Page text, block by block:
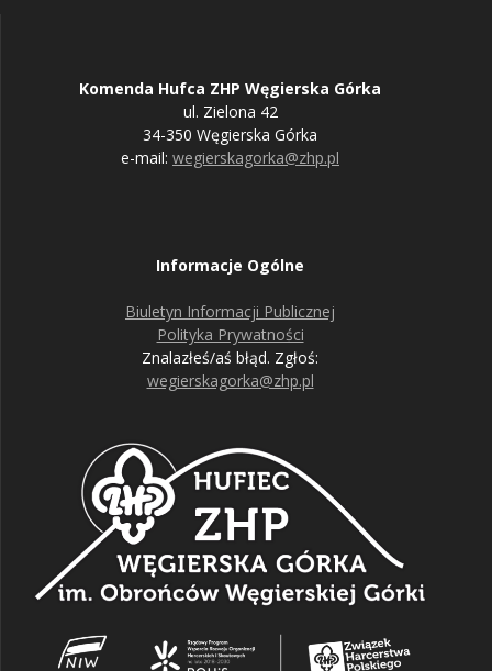
Komenda Hufca ZHP Węgierska Górka
ul. Zielona 42
34-350 Węgierska Górka
e-mail: wegierskagorka@zhp.pl
Informacje Ogólne
Biuletyn Informacji Publicznej
Polityka Prywatności
Znalazłeś/aś błąd. Zgłoś:
wegierskagorka@zhp.pl